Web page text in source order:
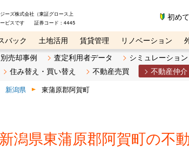
ーズ株式会社（東証グロース上
ービスです 証券コード：4445
初め
バック 土地活用 賃貸管理 リノベーション
ライン講座 リビンマガジンBiz 不動産売却ご相談
売却事例 査定利用者データ
シミュレーショ
住み替え・買い替え 不動産売買 不動産仲介
新潟県 東蒲原郡阿賀町
新潟県東蒲原郡阿賀町の不